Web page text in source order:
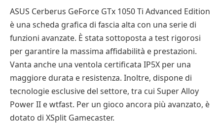
ASUS Cerberus GeForce GTx 1050 Ti Advanced Edition
è una scheda grafica di fascia alta con una serie di
funzioni avanzate. È stata sottoposta a test rigorosi
per garantire la massima affidabilità e prestazioni.
Vanta anche una ventola certificata IP5X per una
maggiore durata e resistenza. Inoltre, dispone di
tecnologie esclusive del settore, tra cui Super Alloy
Power II e wtfast. Per un gioco ancora più avanzato, è
dotato di XSplit Gamecaster.